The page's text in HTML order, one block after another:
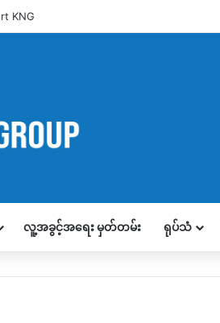
KNG
လူ့အခွင့်အရေး မှတ်တမ်း ရုပ်သံ